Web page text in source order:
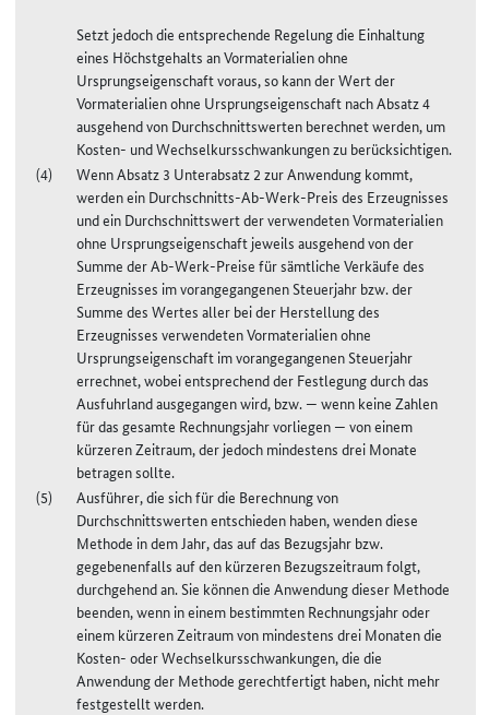
Setzt jedoch die entsprechende Regelung die Einhaltung
eines Höchstgehalts an Vormaterialien ohne
Ursprungseigenschaft voraus, so kann der Wert der
Vormaterialien ohne Ursprungseigenschaft nach Absatz 4
ausgehend von Durchschnittswerten berechnet werden, um
Kosten- und Wechselkursschwankungen zu berücksichtigen.
Wenn Absatz 3 Unterabsatz 2 zur Anwendung kommt,
werden ein Durchschnitts-Ab-Werk-Preis des Erzeugnisses
und ein Durchschnittswert der verwendeten Vormaterialien
ohne Ursprungseigenschaft jeweils ausgehend von der
Summe der Ab-Werk-Preise für sämtliche Verkäufe des
Erzeugnisses im vorangegangenen Steuerjahr bzw. der
Summe des Wertes aller bei der Herstellung des
Erzeugnisses verwendeten Vormaterialien ohne
Ursprungseigenschaft im vorangegangenen Steuerjahr
errechnet, wobei entsprechend der Festlegung durch das
Ausfuhrland ausgegangen wird, bzw. — wenn keine Zahlen
für das gesamte Rechnungsjahr vorliegen — von einem
kürzeren Zeitraum, der jedoch mindestens drei Monate
betragen sollte.
Ausführer, die sich für die Berechnung von
Durchschnittswerten entschieden haben, wenden diese
Methode in dem Jahr, das auf das Bezugsjahr bzw.
gegebenenfalls auf den kürzeren Bezugszeitraum folgt,
durchgehend an. Sie können die Anwendung dieser Methode
beenden, wenn in einem bestimmten Rechnungsjahr oder
einem kürzeren Zeitraum von mindestens drei Monaten die
Kosten- oder Wechselkursschwankungen, die die
Anwendung der Methode gerechtfertigt haben, nicht mehr
festgestellt werden.